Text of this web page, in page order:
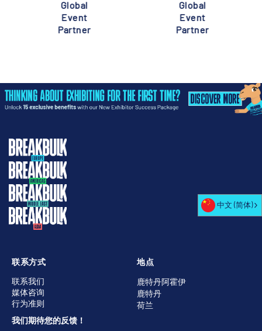
Global
Event
Partner
Global
Event
Partner
地点
鹿特丹阿霍伊
鹿特丹
荷兰
联系方式
联系我们
媒体咨询
行为准则
我们期待您的反馈！
中文 (简体)